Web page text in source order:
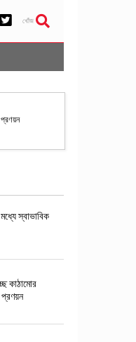
খোঁজ
স্বাভাবিক
কাঠামোর